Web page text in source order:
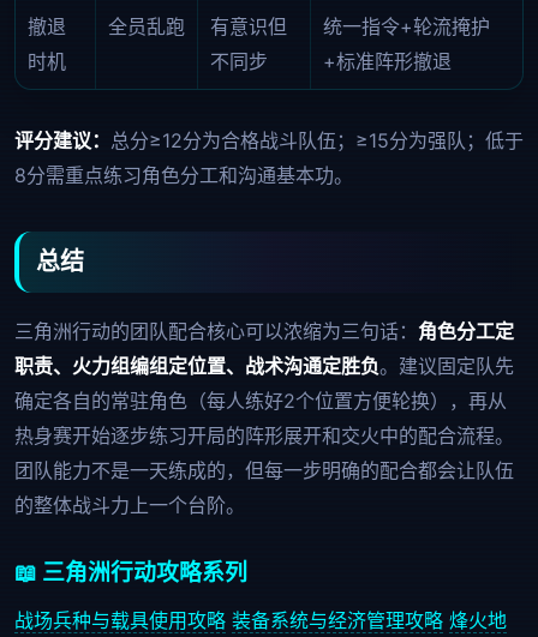
撤退
时机
全员乱跑
有意识但
不同步
统一指令+轮流掩护
+标准阵形撤退
评分建议： 总分≥12分为合格战斗队伍；≥15分为强队；低于
8分需重点练习角色分工和沟通基本功。
总结
三角洲行动的团队配合核心可以浓缩为三句话： 角色分工定
职责、火力组编组定位置、战术沟通定胜负。建议固定队先
确定各自的常驻角色（每人练好2个位置方便轮换），再从
热身赛开始逐步练习开局的阵形展开和交火中的配合流程。
团队能力不是一天练成的，但每一步明确的配合都会让队伍
的整体战斗力上一个台阶。
📖 三角洲行动攻略系列
战场兵种与载具使用攻略 装备系统与经济管理攻略 烽火地